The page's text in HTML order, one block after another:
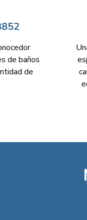
de baños
de